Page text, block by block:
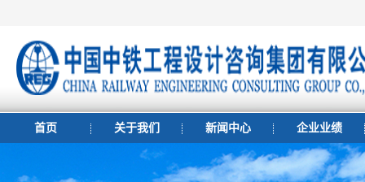
首页 关于我们 新闻中心 企业业绩